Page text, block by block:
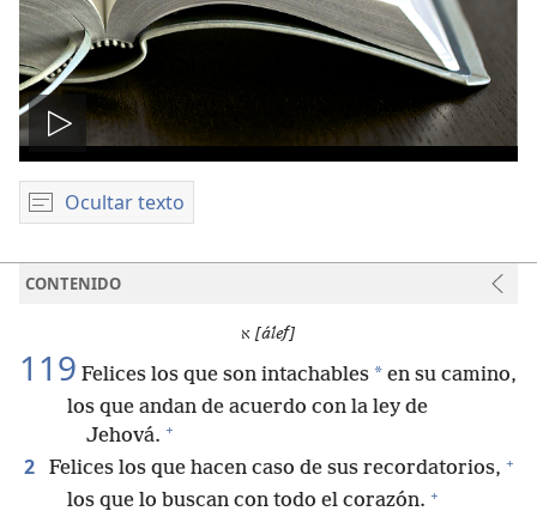
Reproducir
video
Ocultar texto
CONTENIDO
[álef]
119 Felices los que son intachables * en su camino,
los que andan de acuerdo con la ley de
Jehová. +
2 Felices los que hacen caso de sus recordatorios, +
los que lo buscan con todo el corazón. +